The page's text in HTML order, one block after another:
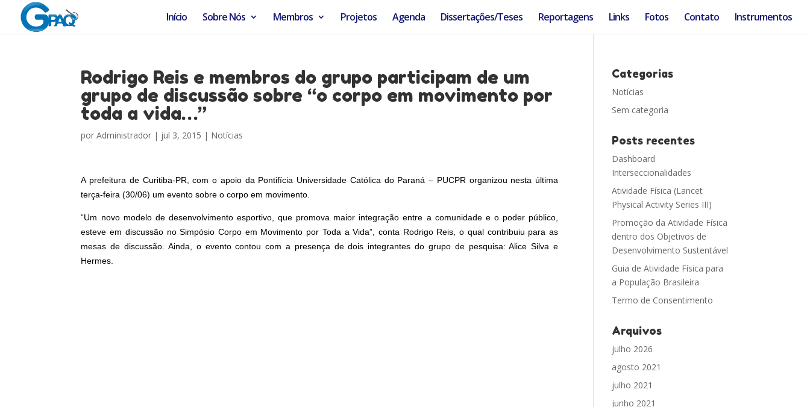
Início Sobre Nós Membros Projetos Agenda Dissertações/Teses Reportagens Links Fotos Contato Instrumentos
Rodrigo Reis e membros do grupo participam de um
grupo de discussão sobre “o corpo em movimento por
toda a vida…”
porAdministrador | jul 3, 2015 | Notícias
A prefeitura de Curitiba-PR, com o apoio da Pontifícia Universidade Católica do Paraná – PUCPR organizou nesta última
terça-feira (30/06) um evento sobre o corpo em movimento.
“Um novo modelo de desenvolvimento esportivo, que promova maior integração entre a comunidade e o poder público,
esteve em discussão no Simpósio Corpo em Movimento por Toda a Vida”, conta Rodrigo Reis, o qual contribuiu para as
mesas de discussão. Ainda, o evento contou com a presença de dois integrantes do grupo de pesquisa: Alice Silva e
Hermes.
Categorias
Notícias
Sem categoria
Posts recentes
Dashboard
Interseccionalidades
Atividade Física (Lancet
Physical Activity Series III)
Promoção da Atividade Física
dentro dos Objetivos de
Desenvolvimento Sustentável
Guia de Atividade Física para
a População Brasileira
Termo de Consentimento
Arquivos
julho 2026
agosto 2021
julho 2021
junho 2021